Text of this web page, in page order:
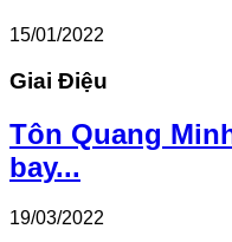
15/01/2022
Giai Điệu
Tôn Quang
bay...
19/03/2022